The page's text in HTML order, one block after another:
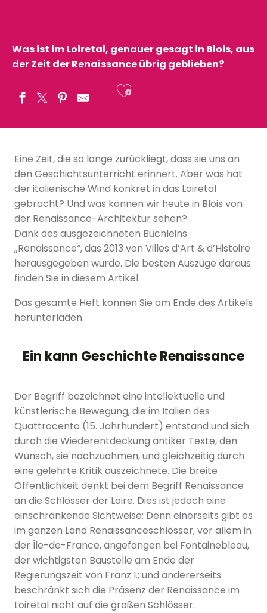
Was ist im Loiretal, genauer gesagt in Blois, aus
der Zeit der Renaissance übrig geblieben?
Ajouter aux
Eine Zeit, die so lange zurückliegt, dass sie uns an
den Geschichtsunterricht erinnert. Aber was hat
der italienische Wind konkret in das Loiretal
gebracht? Und was können wir heute in Blois von
der Renaissance-Architektur sehen?
Dank des ausgezeichneten Büchleins
„Renaissance“, das 2013 von Villes d’Art & d’Histoire
herausgegeben wurde. Die besten Auszüge daraus
finden Sie in diesem Artikel.
Das gesamte Heft können Sie am Ende des Artikels
herunterladen.
Ein kann Geschichte Renaissance
Der Begriff bezeichnet eine intellektuelle und
künstlerische Bewegung, die im Italien des
Quattrocento (15. Jahrhundert) entstand und sich
durch die Wiederentdeckung antiker Texte, den
Wunsch, sie nachzuahmen, und gleichzeitig durch
eine gelehrte Kritik auszeichnete. Die breite
Öffentlichkeit denkt bei dem Begriff Renaissance
an die Schlösser der Loire. Dies ist jedoch eine
einschränkende Sichtweise: Denn einerseits gibt es
im ganzen Land Renaissanceschlösser, vor allem in
der Île-de-France, angefangen bei Fontainebleau,
der wichtigsten Baustelle am Ende der
Regierungszeit von Franz I.; und andererseits
beschränkt sich die Präsenz der Renaissance im
Loiretal nicht auf die großen Schlösser.